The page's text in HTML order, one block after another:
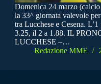
Domenica 24 marzo
la 33^ giornata valevole
tra Lucchese e Cesena.
3.25, il 2 a 1.88. IL
LUCCHESE –…
Redazione MME